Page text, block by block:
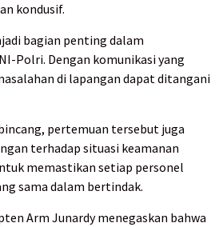
kondusif.
bagian penting dalam
Polri. Dengan komunikasi yang
di lapangan dapat ditangani
pertemuan tersebut juga
terhadap situasi keamanan
memastikan setiap personel
sama dalam bertindak.
Arm Junardy menegaskan bahwa